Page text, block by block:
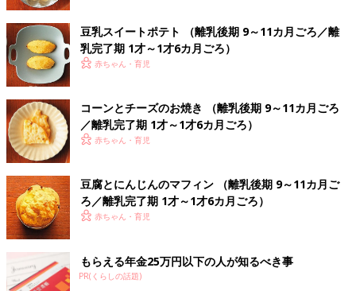
生しいたけは、独特の風味があり、食物繊維が多く加熱しても歯
ごたえが残るのが特徴です。歯ぐきでつぶせるようになる、離乳
後期に入って1カ月くらいたってから食べさせ始めましょう。食
物繊維が多く消化がしにくいので、10カ月未満には食べさせるの
を控えます。加熱しても歯ごたえが残るので、歯ぐきでつぶせる
ようになる10カ月ごろを目安に、食べさせてみても。ベビーフー
ドのしいたけは水煮を使用しているので早期から食べても大丈夫
です。
かたさのある「しめじ」は、離乳後期になって1カ月くら
いたってからみじん切りで
ろからOKです。食物繊維が多くて消化しにくいので、歯ぐきで
つぶせるようになるごろが食べさせ始めの目安です。スーパーで
豆乳スイートポテト （離乳後期 9～11カ月ごろ／離
乳完了期 1才～1才6カ月ごろ）
赤ちゃん・育児
コーンとチーズのお焼き （離乳後期 9～11カ月ごろ
／離乳完了期 1才～1才6カ月ごろ）
赤ちゃん・育児
豆腐とにんじんのマフィン （離乳後期 9～11カ月ご
ろ／離乳完了期 1才～1才6カ月ごろ）
赤ちゃん・育児
もらえる年金25万円以下の人が知るべき事
PR(くらしの話題)